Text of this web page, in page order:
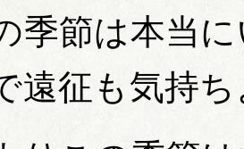
季節は本当
遠征も気持